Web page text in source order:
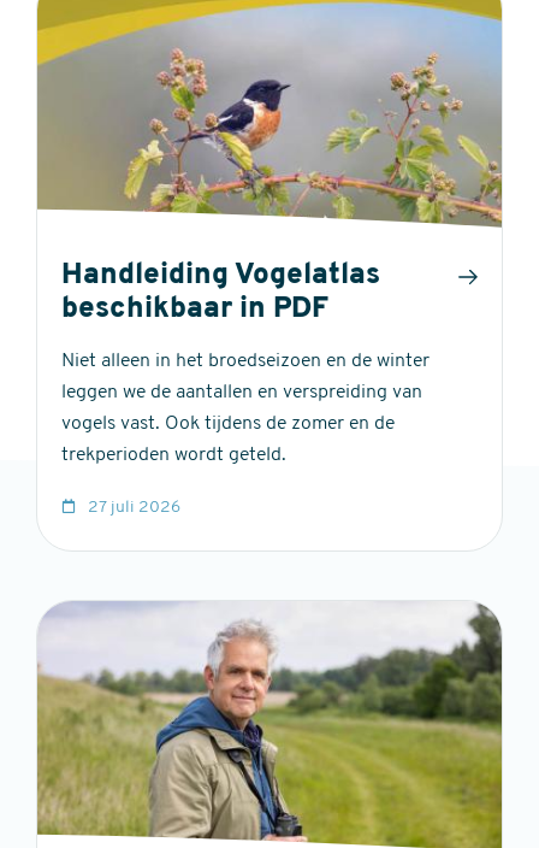
Handleiding Vogelatlas
beschikbaar in PDF
Niet alleen in het broedseizoen en de winter
leggen we de aantallen en verspreiding van
vogels vast. Ook tijdens de zomer en de
trekperioden wordt geteld.
27 juli 2026